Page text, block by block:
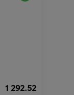
1 292.52